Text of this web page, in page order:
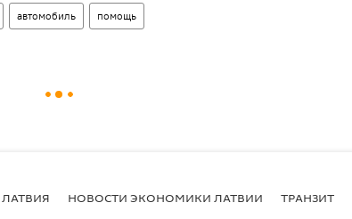
автомобиль помощь
ЛАТВИЯ НОВОСТИ ЭКОНОМИКИ ЛАТВИИ ТРАНЗИТ